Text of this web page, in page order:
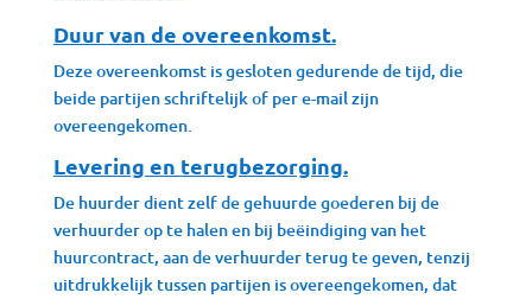
Duur van de overeenkomst.
Deze overeenkomst is gesloten gedurende de tijd, die
beide partijen schriftelijk of per e-mail zijn
overeengekomen.
Levering en terugbezorging.
De huurder dient zelf de gehuurde goederen bij de
verhuurder op te halen en bij beëindiging van het
huurcontract, aan de verhuurder terug te geven, tenzij
uitdrukkelijk tussen partijen is overeengekomen, dat